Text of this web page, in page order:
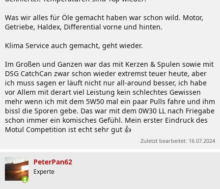
Was wir alles für Öle gemacht haben war schon wild. Motor,
Getriebe, Haldex, Differential vorne und hinten.
Klima Service auch gemacht, geht wieder.
Im Großen und Ganzen war das mit Kerzen & Spulen sowie mit
DSG CatchCan zwar schon wieder extremst teuer heute, aber
ich muss sagen er läuft nicht nur all-around besser, ich habe
vor Allem mit derart viel Leistung kein schlechtes Gewissen
mehr wenn ich mit dem 5W50 mal ein paar Pulls fahre und ihm
bissl die Sporen gebe. Das war mit dem 0W30 LL nach Friegabe
schon immer ein komisches Gefühl. Mein erster Eindruck des
Motul Competition ist echt sehr gut 👍
Zuletzt bearbeitet: 16.07.2024
PeterPan62
Experte